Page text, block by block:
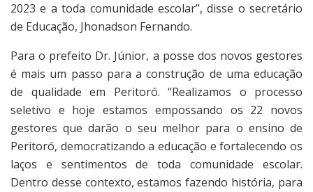
2023 e a toda comunidade escolar”, disse o secretário
de Educação, Jhonadson Fernando.
Para o prefeito Dr. Júnior, a posse dos novos gestores
é mais um passo para a construção de uma educação
de qualidade em Peritoró. “Realizamos o processo
seletivo e hoje estamos empossando os 22 novos
gestores que darão o seu melhor para o ensino de
Peritoró, democratizando a educação e fortalecendo os
laços e sentimentos de toda comunidade escolar.
Dentro desse contexto, estamos fazendo história, para